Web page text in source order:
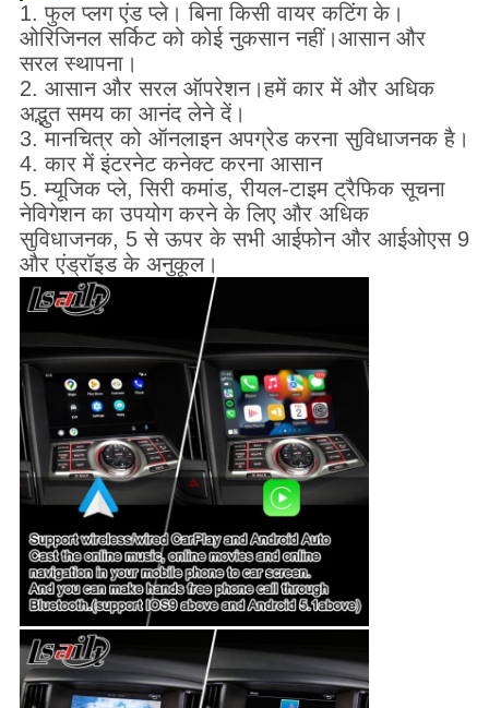
1. फुल प्लग एंड प्ले। बिना किसी वायर कटिंग के।
ओरिजिनल सर्किट को कोई नुकसान नहीं।आसान और
सरल स्थापना।
2. आसान और सरल ऑपरेशन।हमें कार में और अधिक
अद्भुत समय का आनंद लेने दें।
3. मानचित्र को ऑनलाइन अपग्रेड करना सुविधाजनक है।
4. कार में इंटरनेट कनेक्ट करना आसान
5. म्यूजिक प्ले, सिरी कमांड, रीयल-टाइम ट्रैफिक सूचना
नेविगेशन का उपयोग करने के लिए और अधिक
सुविधाजनक, 5 से ऊपर के सभी आईफोन और आईओएस 9
और एंड्रॉइड के अनुकूल।